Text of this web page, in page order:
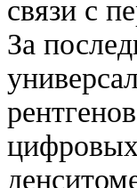
связи с
За